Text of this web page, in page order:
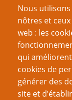
Nous
nôtres et
web : les
qui
cookies de
générer des
site et
JdR OSR
des monstres
univers/recueil
dimensionnel.
mécènes sur
Nom